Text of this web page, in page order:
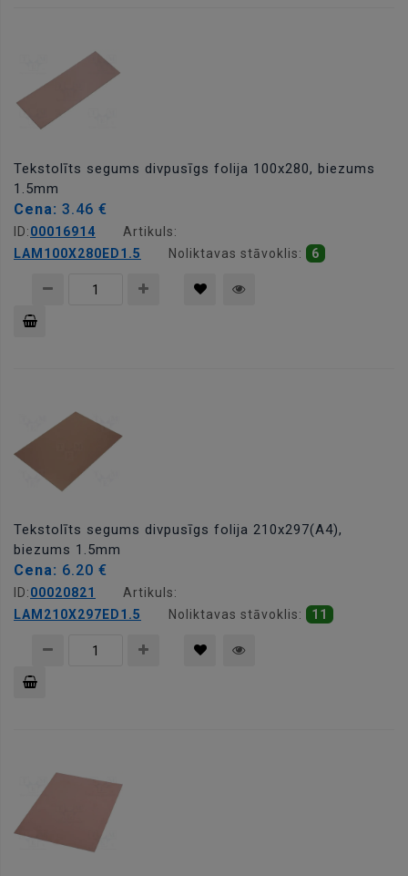
Tekstolīts segums divpusīgs folija 100x280, biezums
1.5mm
Cena: 3.46 €
ID:00016914
Artikuls:
LAM100X280ED1.5
Noliktavas stāvoklis: 6
Tekstolīts segums divpusīgs folija 210x297(A4),
biezums 1.5mm
Cena: 6.20 €
ID:00020821
Artikuls:
LAM210X297ED1.5
Noliktavas stāvoklis: 11